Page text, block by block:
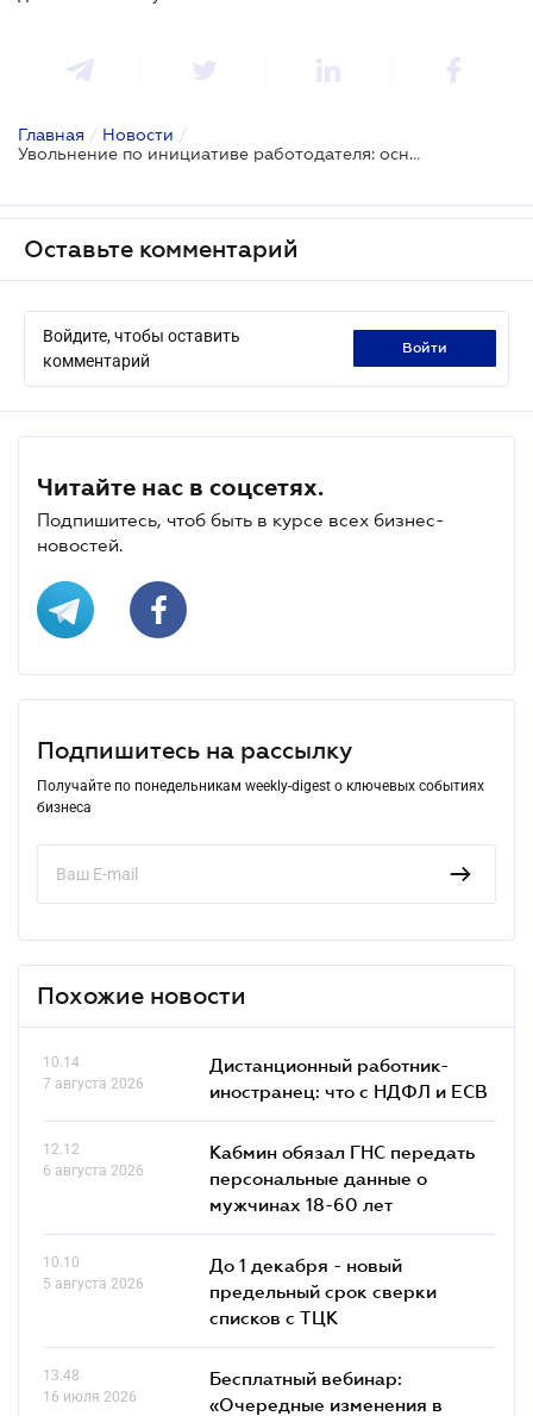
Главная / Новости /
Увольнение по инициативе работодателя: основания, процедуры, судебная практика
Оставьте комментарий
Войдите, чтобы оставить
комментарий
войти
Читайте нас в соцсетях.
Подпишитесь, чтоб быть в курсе всех бизнес-
новостей.
Подпишитесь на рассылку
Получайте по понедельникам weekly-digest о ключевых событиях
бизнеса
Похожие новости
10.14
7 августа 2026
Дистанционный работник-
иностранец: что с НДФЛ и ЕСВ
12.12
6 августа 2026
Кабмин обязал ГНС передать
персональные данные о
мужчинах 18-60 лет
10.10
5 августа 2026
До 1 декабря - новый
предельный срок сверки
списков c ТЦК
13.48
16 июля 2026
Бесплатный вебинар:
«Очередные изменения в